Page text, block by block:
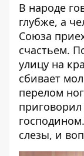
В народе
глубже, а
Союза
счастьем.
улицу на
сбивает
перелом
приговорил
слезы, и